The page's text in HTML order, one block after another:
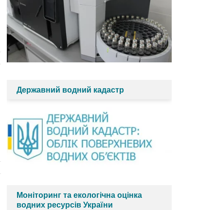
Державний водний кадастр
Моніторинг та екологічна оцінка
водних ресурсів України